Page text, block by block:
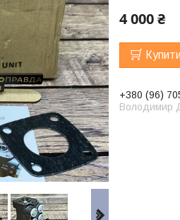
4 000 ₴
+380 (96)
Володимир